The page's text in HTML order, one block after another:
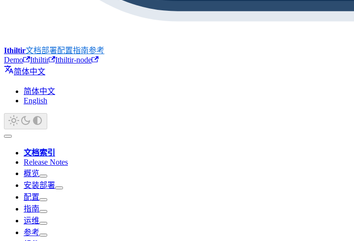
Ithiltir文档部署配置指南参考
Demo
Ithiltir
Ithiltir-node
简体中文
简体中文
English
文档索引
Release Notes
概览
安装部署
配置
指南
运维
参考